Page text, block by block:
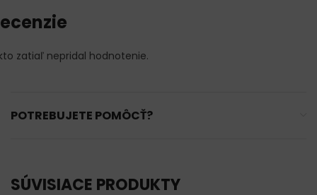
zatiaľ nepridal hodnotenie.
POTREBUJETE POMÔCŤ?
SÚVISIACE PRODUKTY